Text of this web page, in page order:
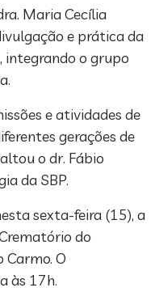
Maria Cecília
e prática da
integrando o grupo
e atividades de
gerações de
o dr. Fábio
da SBP.
sexta-feira (15), a
do
O
às 17h.